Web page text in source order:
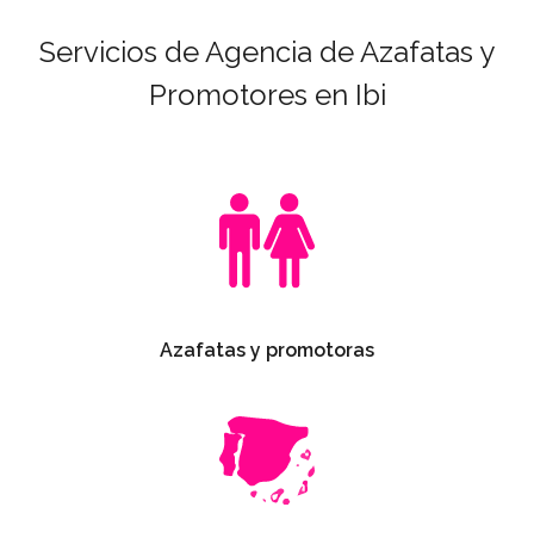
Servicios de Agencia de Azafatas y
Promotores en Ibi
Azafatas y promotoras